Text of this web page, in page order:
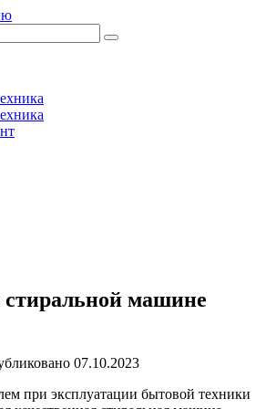
машине
07.10.2023
при эксплуатации бытовой техники